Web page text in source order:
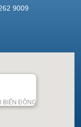
9009
BIỂN ĐÔNG